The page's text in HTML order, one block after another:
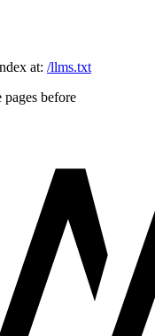
at: /llms.txt
before